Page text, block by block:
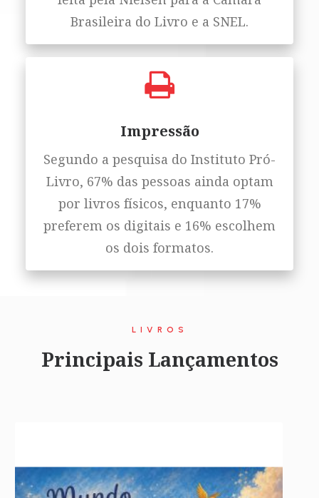
Brasileira do Livro e a SNEL.
Impressão
Segundo a pesquisa do Instituto Pró-
Livro, 67% das pessoas ainda optam
por livros físicos, enquanto 17%
preferem os digitais e 16% escolhem
os dois formatos.
LIVROS
Principais Lançamentos